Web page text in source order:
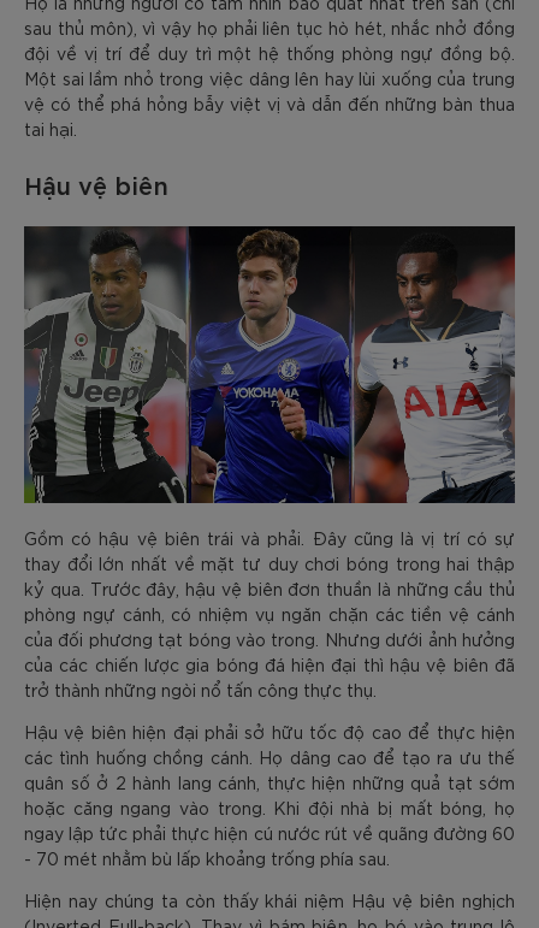
sau thủ môn), vì vậy họ phải liên tục hò hét, nhắc nhở đồng
đội về vị trí để duy trì một hệ thống phòng ngự đồng bộ.
Một sai lầm nhỏ trong việc dâng lên hay lùi xuống của trung
vệ có thể phá hỏng bẫy việt vị và dẫn đến những bàn thua
tai hại.
Hậu vệ biên
Gồm có hậu vệ biên trái và phải. Đây cũng là vị trí có sự
thay đổi lớn nhất về mặt tư duy chơi bóng trong hai thập
kỷ qua. Trước đây, hậu vệ biên đơn thuần là những cầu thủ
phòng ngự cánh, có nhiệm vụ ngăn chặn các tiền vệ cánh
của đối phương tạt bóng vào trong. Nhưng dưới ảnh hưởng
của các chiến lược gia bóng đá hiện đại thì hậu vệ biên đã
trở thành những ngòi nổ tấn công thực thụ.
Hậu vệ biên hiện đại phải sở hữu tốc độ cao để thực hiện
các tình huống chồng cánh. Họ dâng cao để tạo ra ưu thế
quân số ở 2 hành lang cánh, thực hiện những quả tạt sớm
hoặc căng ngang vào trong. Khi đội nhà bị mất bóng, họ
ngay lập tức phải thực hiện cú nước rút về quãng đường 60
- 70 mét nhằm bù lấp khoảng trống phía sau.
Hiện nay chúng ta còn thấy khái niệm Hậu vệ biên nghịch